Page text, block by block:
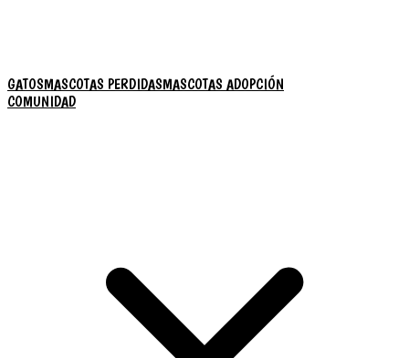
GATOSMASCOTAS PERDIDASMASCOTAS ADOPCIÓN
COMUNIDAD